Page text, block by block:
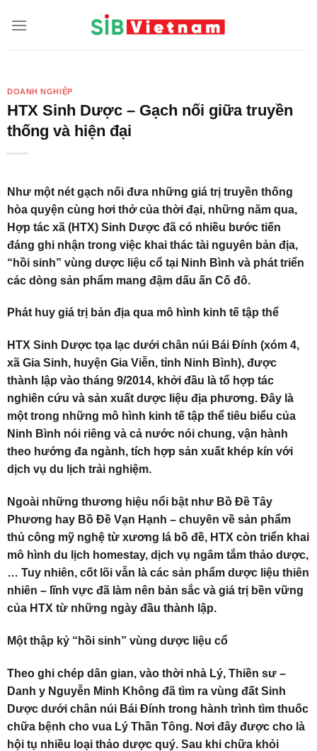
DOANH NGHIỆP
HTX Sinh Dược – Gạch nối giữa truyền
thống và hiện đại
Như một nét gạch nối đưa những giá trị truyền thống
hòa quyện cùng hơi thở của thời đại, những năm qua,
Hợp tác xã (HTX) Sinh Dược đã có nhiều bước tiến
đáng ghi nhận trong việc khai thác tài nguyên bản địa,
“hồi sinh” vùng dược liệu cổ tại Ninh Bình và phát triển
các dòng sản phẩm mang đậm dấu ấn Cố đô.
Phát huy giá trị bản địa qua mô hình kinh tế tập thể
HTX Sinh Dược tọa lạc dưới chân núi Bái Đính (xóm 4,
xã Gia Sinh, huyện Gia Viễn, tỉnh Ninh Bình), được
thành lập vào tháng 9/2014, khởi đầu là tổ hợp tác
nghiên cứu và sản xuất dược liệu địa phương. Đây là
một trong những mô hình kinh tế tập thể tiêu biểu của
Ninh Bình nói riêng và cả nước nói chung, vận hành
theo hướng đa ngành, tích hợp sản xuất khép kín với
dịch vụ du lịch trải nghiệm.
Ngoài những thương hiệu nổi bật như Bồ Đề Tây
Phương hay Bồ Đề Vạn Hạnh – chuyên về sản phẩm
thủ công mỹ nghệ từ xương lá bồ đề, HTX còn triển khai
mô hình du lịch homestay, dịch vụ ngâm tắm thảo dược,
… Tuy nhiên, cốt lõi vẫn là các sản phẩm dược liệu thiên
nhiên – lĩnh vực đã làm nên bản sắc và giá trị bền vững
của HTX từ những ngày đầu thành lập.
Một thập kỷ “hồi sinh” vùng dược liệu cổ
Theo ghi chép dân gian, vào thời nhà Lý, Thiền sư –
Danh y Nguyễn Minh Không đã tìm ra vùng đất Sinh
Dược dưới chân núi Bái Đính trong hành trình tìm thuốc
chữa bệnh cho vua Lý Thần Tông. Nơi đây được cho là
hội tụ nhiều loại thảo dược quý. Sau khi chữa khỏi